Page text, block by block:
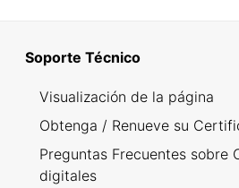
Soporte Técnico
Visualización de la página
Obtenga / Renueve su
Preguntas Frecuentes sobre
digitales